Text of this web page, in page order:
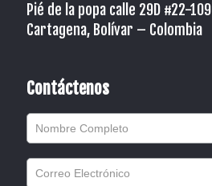
Pié de la popa calle 29D #22-109
Cartagena, Bolívar – Colombia
Contáctenos